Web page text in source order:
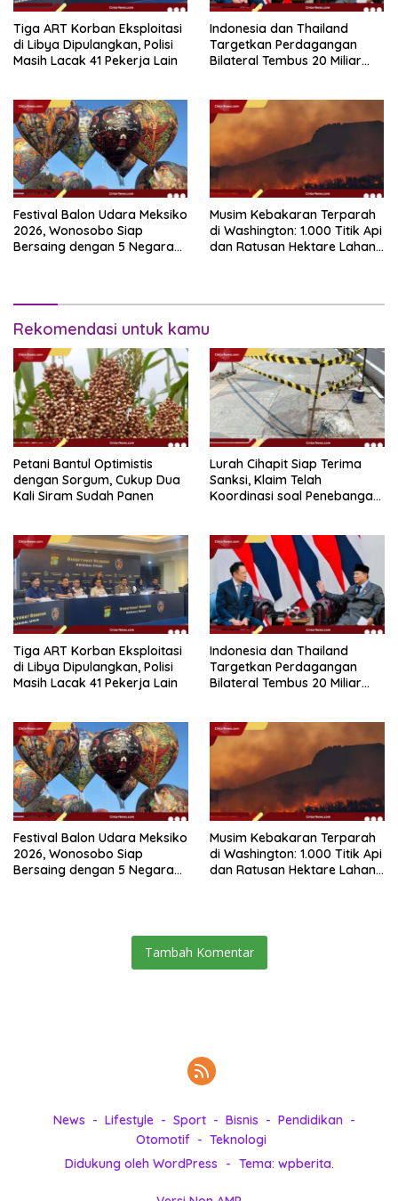
Tiga ART Korban Eksploitasi
di Libya Dipulangkan, Polisi
Masih Lacak 41 Pekerja Lain
Indonesia dan Thailand
Targetkan Perdagangan
Bilateral Tembus 20 Miliar
Festival Balon Udara Meksiko
2026, Wonosobo Siap
Bersaing dengan 5 Negara
Musim Kebakaran Terparah
di Washington: 1.000 Titik Api
dan Ratusan Hektare Lahan
Rekomendasi untuk kamu
Petani Bantul Optimistis
dengan Sorgum, Cukup Dua
Kali Siram Sudah Panen
Lurah Cihapit Siap Terima
Sanksi, Klaim Telah
Koordinasi soal Penebangan
Tiga ART Korban Eksploitasi
di Libya Dipulangkan, Polisi
Masih Lacak 41 Pekerja Lain
Indonesia dan Thailand
Targetkan Perdagangan
Bilateral Tembus 20 Miliar
Festival Balon Udara Meksiko
2026, Wonosobo Siap
Bersaing dengan 5 Negara
Musim Kebakaran Terparah
di Washington: 1.000 Titik Api
dan Ratusan Hektare Lahan
Tambah Komentar
News Lifestyle Sport Bisnis
Pendidikan
Otomotif
Teknologi
Didukung oleh WordPress
- Tema: wpberita.